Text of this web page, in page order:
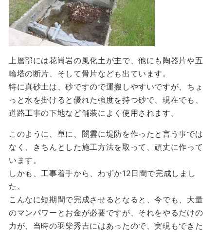
上層部には花崗岩の風化土が主で、他にも陶器片や五
輪塔の断片、そして骨片なども出ています。
特に真砂土は、砂ですので運搬しやすいですが、ちょ
っと水を掛けると優れた強度を持つ砂で、現在でも、
道路工事の下地など舗装によく使用されます。
このように、単に、闇雲に堤防を作ったと言う事では
なく、きちんとした施工方法を取って、頑丈に作って
います。
しかも、工事着手から、わずか12日間で完成しまし
た。
こんなに短期間で完成させるとなると、今でも、大量
のマンパワーとお金が必要ですが、それをやるだけの
力が、当時の羽柴秀吉にはあったので、実現もできた